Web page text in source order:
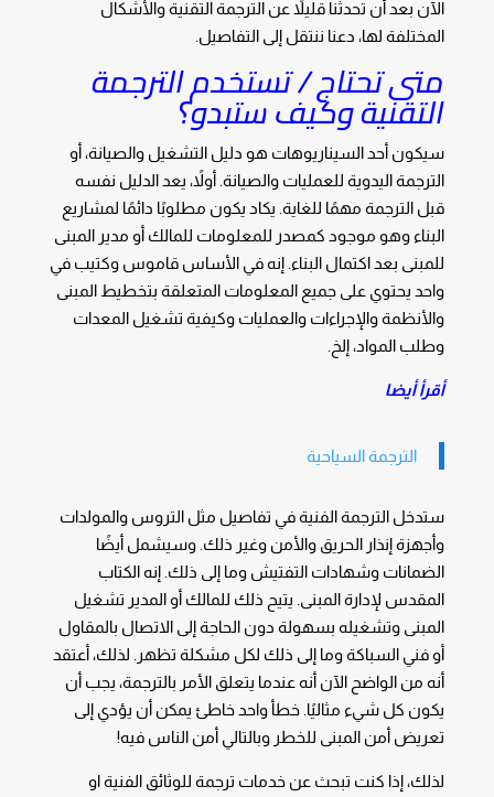
الآن بعد أن تحدثنا قليلاً عن الترجمة التقنية والأشكال
المختلفة لها، دعنا ننتقل إلى التفاصيل.
متى تحتاج / تستخدم الترجمة
التقنية وكيف ستبدو؟
سيكون أحد السيناريوهات هو دليل التشغيل والصيانة، أو
الترجمة اليدوية للعمليات والصيانة. أولاً، يعد الدليل نفسه
قبل الترجمة مهمًا للغاية. يكاد يكون مطلوبًا دائمًا لمشاريع
البناء وهو موجود كمصدر للمعلومات للمالك أو مدير المبنى
للمبنى بعد اكتمال البناء. إنه في الأساس قاموس وكتيب في
واحد يحتوي على جميع المعلومات المتعلقة بتخطيط المبنى
والأنظمة والإجراءات والعمليات وكيفية تشغيل المعدات
وطلب المواد، إلخ.
أقرأ أيضا
الترجمة السياحية
ستدخل الترجمة الفنية في تفاصيل مثل التروس والمولدات
وأجهزة إنذار الحريق والأمن وغير ذلك. وسيشمل أيضًا
الضمانات وشهادات التفتيش وما إلى ذلك. إنه الكتاب
المقدس لإدارة المبنى. يتيح ذلك للمالك أو المدير تشغيل
المبنى وتشغيله بسهولة دون الحاجة إلى الاتصال بالمقاول
أو فني السباكة وما إلى ذلك لكل مشكلة تظهر. لذلك، أعتقد
أنه من الواضح الآن أنه عندما يتعلق الأمر بالترجمة، يجب أن
يكون كل شيء مثاليًا. خطأ واحد خاطئ يمكن أن يؤدي إلى
تعريض أمن المبنى للخطر وبالتالي أمن الناس فيه!
لذلك، إذا كنت تبحث عن خدمات ترجمة للوثائق الفنية او